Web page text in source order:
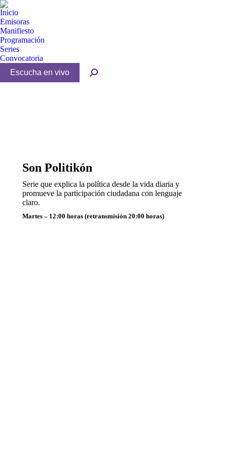
Inicio
Emisoras
Manifiesto
Programación
Series
Convocatoria
Buscar:
Son Politikón
Serie que explica la política desde la vida diaria y
promueve la participación ciudadana con lenguaje
claro.
Martes – 12:00 horas (retransmisión 20:00 horas)